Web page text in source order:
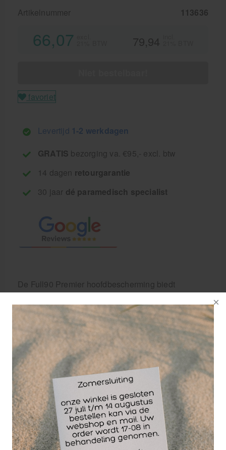
Artikelnummer 113636
66,07 79,94
favoriet
Levertijd 1-2 werkdagen
GRATIS bezorging va. €95,- excl. btw
14 dagen retourgarantie
30 jaar dé paramedisch specialist
De Full90 Premier hoofdbescherming biedt
bescherming bij contact sporten.
In Amerika is de Full90 Premier reeds niet meer
weg te denken van de voetbalvelden. Zowel jeugd
(jongens en meisjes) als volwassen gaan daar al op
safe! Zelf in de Major Soccer League is het een veel
geziene uitbereiding van de voetbal outfit.
De Full90 hoofdbeschermer is verkrijgbaar in zwart
of blauw.
Deze innovatieve beschermende verstelbare
hoofdband is uitgerust met het geavanceerde Truefit
Systeem dat voorziet in uitgebreide beschermende
dekking van het voor- en achterhoofd en bezit een
comfortabele pasvorm.De Full90 Premier is